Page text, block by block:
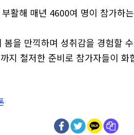
활해 매년 4600여 명이 참가하
을 만끽하며 성취감을 경험할
지 철저한 준비로 참가자들이